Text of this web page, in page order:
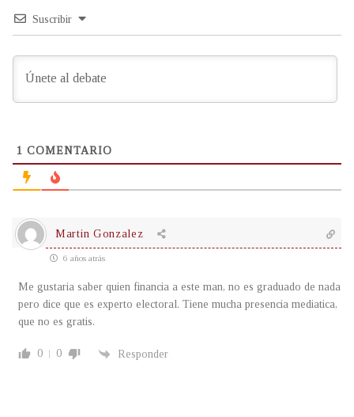
Suscribir
1 COMENTARIO
Martin Gonzalez
6 años atrás
Me gustaria saber quien financia a este man, no es graduado de nada
pero dice que es experto electoral. Tiene mucha presencia mediatica,
que no es gratis.
0 0 Responder